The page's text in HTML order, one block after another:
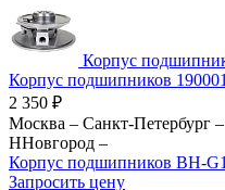
Корпус
Корпус подшипников
2 350 ₽
Москва – Санкт-Петербург –
ННовгород –
Корпус подшипников BH-
Запросить цену